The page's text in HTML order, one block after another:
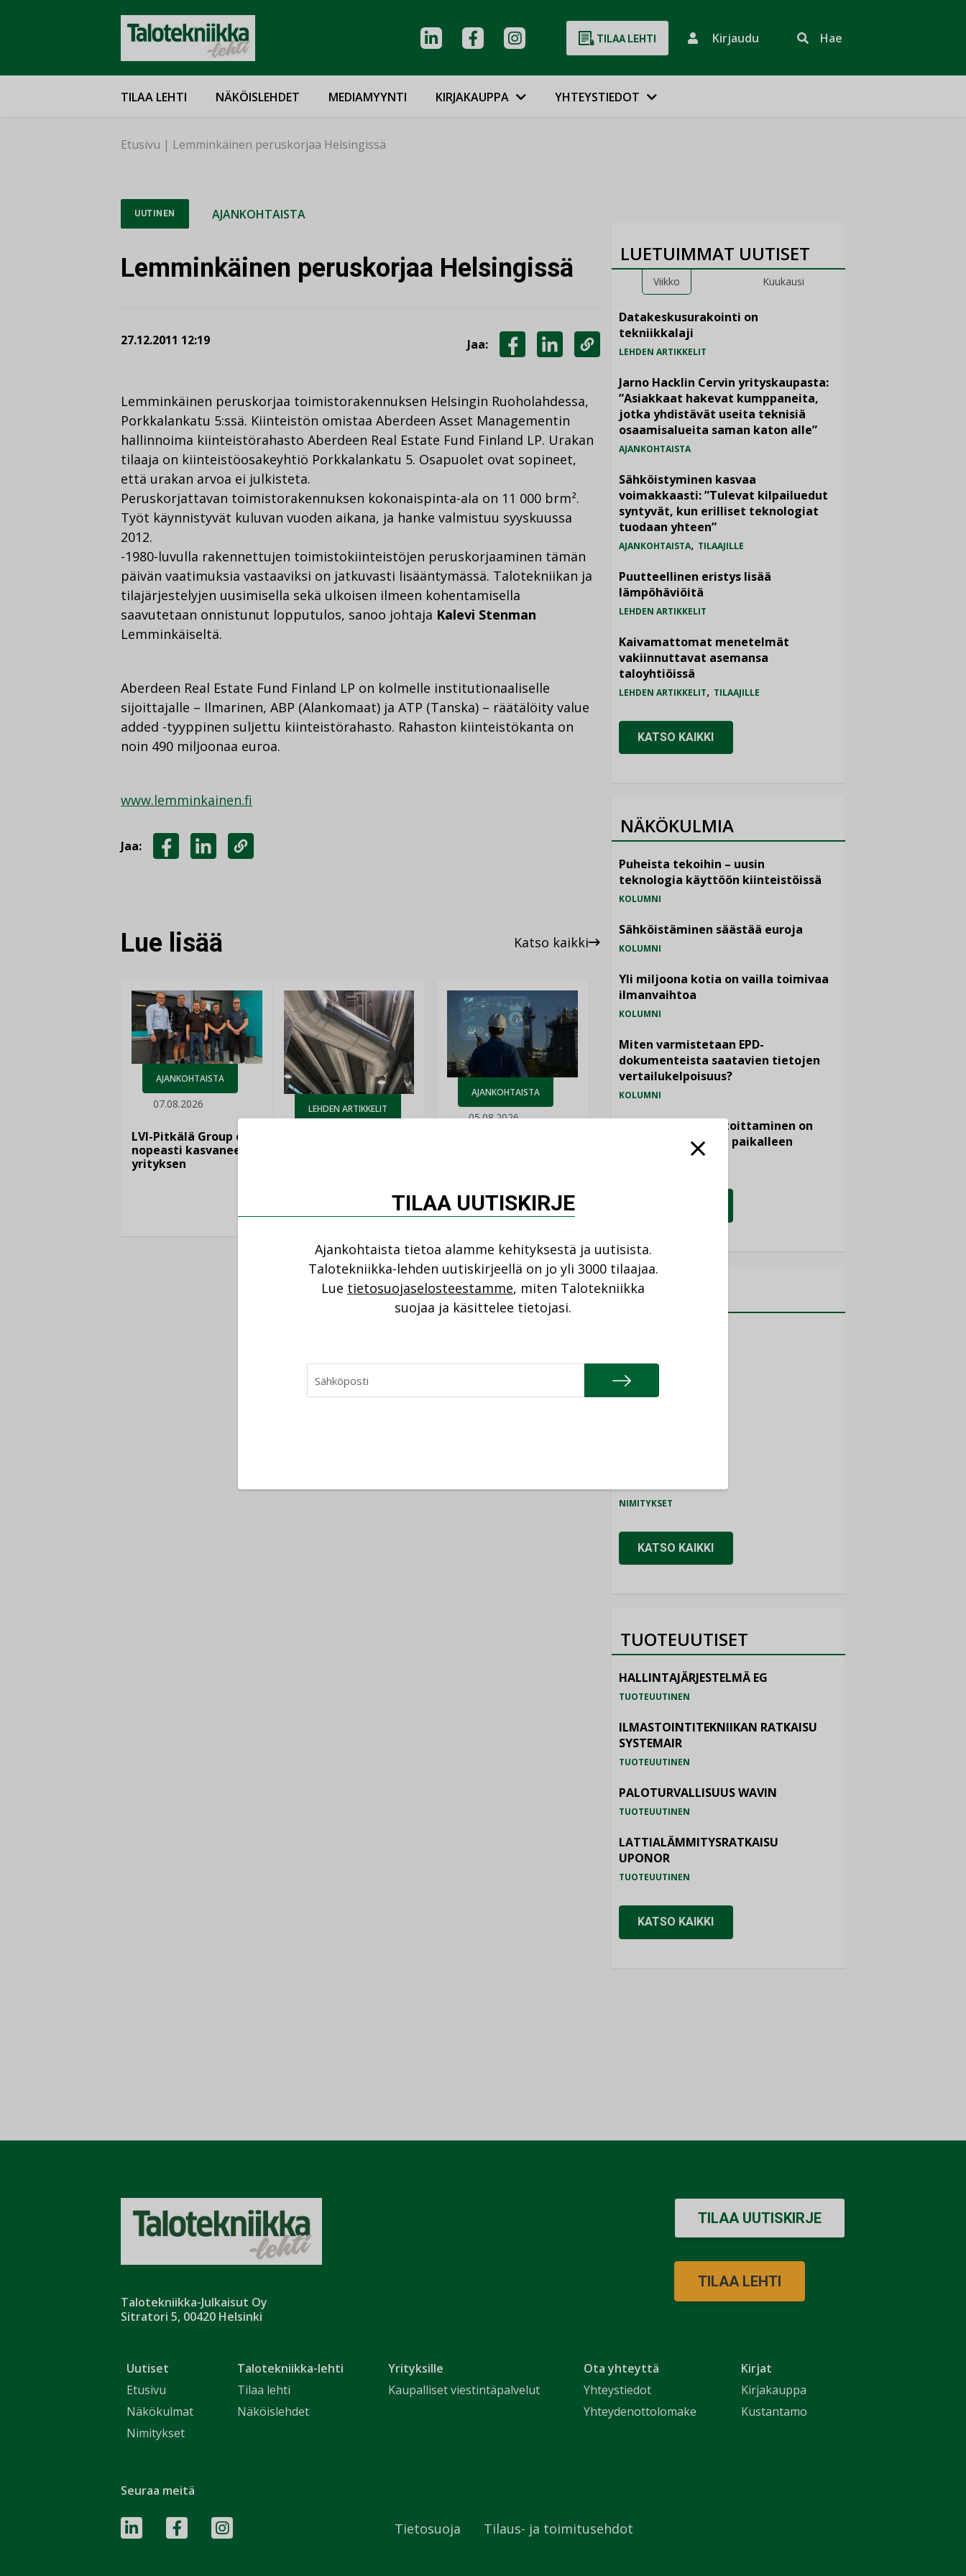
TILAA LEHTI Kirjaudu Hae
TILAA LEHTI NÄKÖISLEHDET MEDIAMYYNTI KIRJAKAUPPA YHTEYSTIEDOT
Etusivu | Lemminkäinen peruskorjaa Helsingissä
UUTINEN AJANKOHTAISTA
Lemminkäinen peruskorjaa Helsingissä
27.12.2011 12:19 Jaa:
LINKEDINISSÄ
LINKKI
Lemminkäinen peruskorjaa toimistorakennuksen Helsingin Ruoholahdessa,
Porkkalankatu 5:ssä. Kiinteistön omistaa Aberdeen Asset Managementin
hallinnoima kiinteistörahasto Aberdeen Real Estate Fund Finland LP. Urakan
tilaaja on kiinteistöosakeyhtiö Porkkalankatu 5. Osapuolet ovat sopineet,
että urakan arvoa ei julkisteta.
Peruskorjattavan toimistorakennuksen kokonaispinta-ala on 11 000 brm².
Työt käynnistyvät kuluvan vuoden aikana, ja hanke valmistuu syyskuussa
2012.
-1980-luvulla rakennettujen toimistokiinteistöjen peruskorjaaminen tämän
päivän vaatimuksia vastaaviksi on jatkuvasti lisääntymässä. Talotekniikan ja
tilajärjestelyjen uusimisella sekä ulkoisen ilmeen kohentamisella
saavutetaan onnistunut lopputulos, sanoo johtaja Kalevi Stenman
Lemminkäiseltä.
Aberdeen Real Estate Fund Finland LP on kolmelle institutionaaliselle
sijoittajalle – Ilmarinen, ABP (Alankomaat) ja ATP (Tanska) – räätälöity value
added -tyyppinen suljettu kiinteistörahasto. Rahaston kiinteistökanta on
noin 490 miljoonaa euroa.
www.lemminkainen.fi
Jaa:
Lue lisää Katso kaikki
AJANKOHTAISTA
07.08.2026
LVI-Pitkälä Group osti
nopeasti kasvaneen
yrityksen
LEHDEN ARTIKKELIT
AJANKOHTAISTA
05.08.2026
teknologiat tuodaan
yhteen”
LUETUIMMAT UUTISET
Viikko Kuukausi
Datakeskusurakointi on
tekniikkalaji
LEHDEN ARTIKKELIT
Jarno Hacklin Cervin yrityskaupasta:
”Asiakkaat hakevat kumppaneita,
jotka yhdistävät useita teknisiä
osaamisalueita saman katon alle”
AJANKOHTAISTA
Sähköistyminen kasvaa
voimakkaasti: ”Tulevat kilpailuedut
syntyvät, kun erilliset teknologiat
tuodaan yhteen”
AJANKOHTAISTA, TILAAJILLE
Puutteellinen eristys lisää
lämpöhäviöitä
LEHDEN ARTIKKELIT
Kaivamattomat menetelmät
vakiinnuttavat asemansa
taloyhtiöissä
LEHDEN ARTIKKELIT, TILAAJILLE
KATSO KAIKKI
NÄKÖKULMIA
Puheista tekoihin – uusin
teknologia käyttöön kiinteistöissä
KOLUMNI
Sähköistäminen säästää euroja
KOLUMNI
Yli miljoona kotia on vailla toimivaa
ilmanvaihtoa
KOLUMNI
Miten varmistetaan EPD-
dokumenteista saatavien tietojen
vertailukelpoisuus?
KOLUMNI
Vesi- ja viemärimitoittaminen on
jämähtänyt ajassa paikalleen
NIMITYKSET
Refair
NIMITYKSET
KATSO KAIKKI
TUOTEUUTISET
HALLINTAJÄRJESTELMÄ EG
TUOTEUUTINEN
ILMASTOINTITEKNIIKAN RATKAISU
SYSTEMAIR
TUOTEUUTINEN
PALOTURVALLISUUS WAVIN
TUOTEUUTINEN
LATTIALÄMMITYSRATKAISU
UPONOR
TUOTEUUTINEN
KATSO KAIKKI
Talotekniikka-Julkaisut Oy
Sitratori 5, 00420 Helsinki
Uutiset
Etusivu
Näkökulmat
Nimitykset
Talotekniikka-lehti
Tilaa lehti
Näköislehdet
Yrityksille
Kaupalliset viestintäpalvelut
Ota yhteyttä
Yhteystiedot
Yhteydenottolomake
Kirjat
Kirjakauppa
Kustantamo
TILAA UUTISKIRJE
TILAA LEHTI
Seuraa meitä
Tietosuoja Tilaus- ja toimitusehdot
TILAA UUTISKIRJE
Ajankohtaista tietoa alamme kehityksestä ja uutisista.
Talotekniikka-lehden uutiskirjeellä on jo yli 3000 tilaajaa.
Lue tietosuojaselosteestamme, miten Talotekniikka
suojaa ja käsittelee tietojasi.